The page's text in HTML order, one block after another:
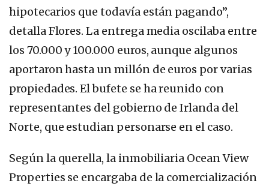
hipotecarios que todavía están pagando”,
detalla Flores. La entrega media oscilaba entre
los 70.000 y 100.000 euros, aunque algunos
aportaron hasta un millón de euros por varias
propiedades. El bufete se ha reunido con
representantes del gobierno de Irlanda del
Norte, que estudian personarse en el caso.
Según la querella, la inmobiliaria Ocean View
Properties se encargaba de la comercialización